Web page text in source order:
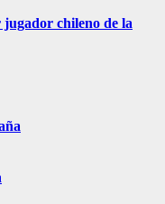
chileno de la